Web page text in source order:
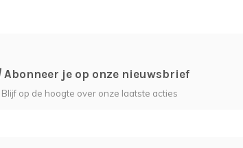
Abonneer je op onze nieuwsbrief
Blijf op de hoogte over onze laatste acties